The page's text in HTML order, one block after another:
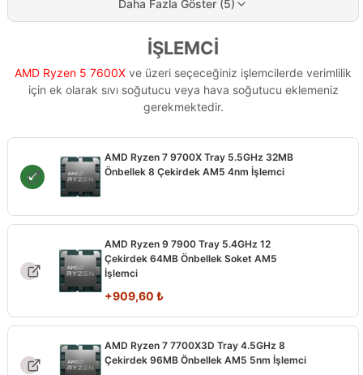
Daha Fazla Göster (5)
İŞLEMCİ
AMD Ryzen 5 7600X ve üzeri seçeceğiniz işlemcilerde verimlilik
için ek olarak sıvı soğutucu veya hava soğutucu eklemeniz
gerekmektedir.
AMD Ryzen 7 9700X Tray 5.5GHz 32MB
Önbellek 8 Çekirdek AM5 4nm İşlemci
AMD Ryzen 9 7900 Tray 5.4GHz 12
Çekirdek 64MB Önbellek Soket AM5
İşlemci
+909,60 ₺
AMD Ryzen 7 7700X3D Tray 4.5GHz 8
Çekirdek 96MB Önbellek AM5 5nm İşlemci